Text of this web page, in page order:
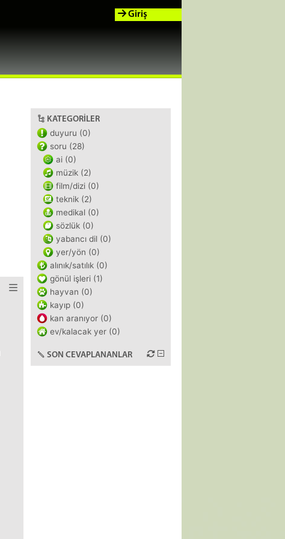
Giriş
KATEGORILER
duyuru (0)
soru (28)
ai (0)
müzik (2)
film/dizi (0)
teknik (2)
medikal (0)
sözlük (0)
yabancı dil (0)
yer/yön (0)
alınık/satılık (0)
gönül işleri (1)
hayvan (0)
kayıp (0)
kan aranıyor (0)
ev/kalacak yer (0)
SON CEVAPLANANLAR